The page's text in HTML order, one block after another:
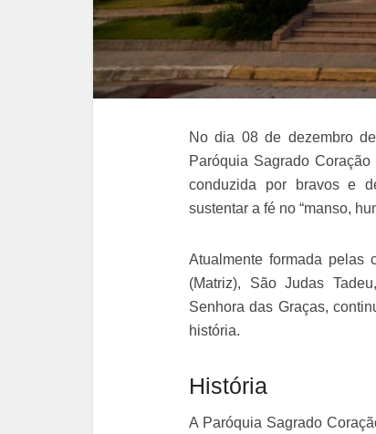
No dia 08 de dezembro
Paróquia Sagrado
conduzida por bravos e
sustentar a fé no “manso,
Atualmente formada pelas
(Matriz), São Judas
Senhora das Graças,
história.
História
A Paróquia Sagrado